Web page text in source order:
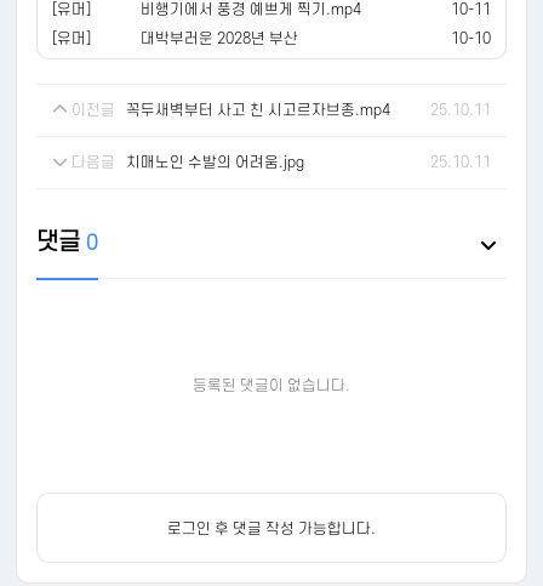
[유머]
비행기에서 풍경 예쁘게 찍기.mp4
10-11
[유머]
대박부러운 2028년 부산 10-10
이전글 꼭두새벽부터 사고 친 시고르자브종.mp4 25.10.11
다음글 치매노인 수발의 어려움.jpg 25.10.11
댓글 0
등록된 댓글이 없습니다.
로그인 후 댓글 작성 가능합니다.